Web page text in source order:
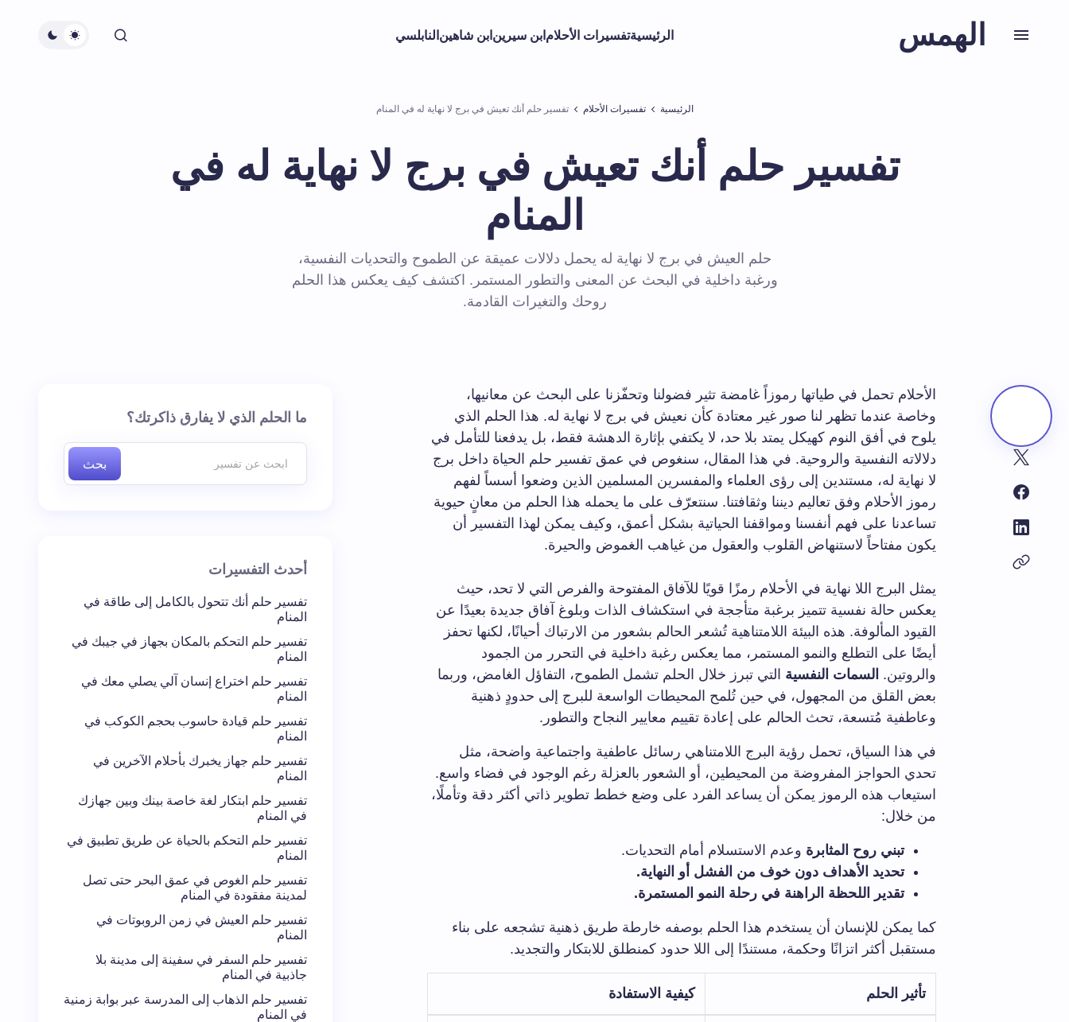
الهمس الرئيسيةتفسيرات الأحلام ابن سيرين ابن شاهين النابلسي
الرئيسية تفسيرات الأحلام تفسير حلم أنك تعيش في برج لا نهاية له في المنام
تفسير حلم أنك تعيش في برج لا نهاية له في
المنام
حلم العيش في برج لا نهاية له يحمل دلالات عميقة عن الطموح والتحديات النفسية،
ورغبة داخلية في البحث عن المعنى والتطور المستمر. اكتشف كيف يعكس هذا الحلم
روحك والتغيرات القادمة.
الأحلام تحمل في طياتها رموزاً غامضة تثير فضولنا وتحفّزنا على البحث عن معانيها،
وخاصة عندما تظهر لنا صور غير معتادة كأن نعيش في برج لا نهاية له. هذا الحلم الذي
يلوح في أفق النوم كهيكل يمتد بلا حد، لا يكتفي بإثارة الدهشة فقط، بل يدفعنا للتأمل في
دلالاته النفسية والروحية. في هذا المقال، سنغوص في عمق تفسير حلم الحياة داخل برج
لا نهاية له، مستندين إلى رؤى العلماء والمفسرين المسلمين الذين وضعوا أسساً لفهم
رموز الأحلام وفق تعاليم ديننا وثقافتنا. سنتعرّف على ما يحمله هذا الحلم من معانٍ حيوية
تساعدنا على فهم أنفسنا ومواقفنا الحياتية بشكل أعمق، وكيف يمكن لهذا التفسير أن
يكون مفتاحاً لاستنهاض القلوب والعقول من غياهب الغموض والحيرة.
يمثل البرج اللا نهاية في الأحلام رمزًا قويًا للآفاق المفتوحة والفرص التي لا تحد، حيث
يعكس حالة نفسية تتميز برغبة متأججة في استكشاف الذات وبلوغ آفاق جديدة بعيدًا عن
القيود المألوفة. هذه البيئة اللامتناهية تُشعر الحالم بشعور من الارتباك أحيانًا، لكنها تحفز
أيضًا على التطلع والنمو المستمر، مما يعكس رغبة داخلية في التحرر من الجمود
والروتين. السمات النفسية التي تبرز خلال الحلم تشمل الطموح، التفاؤل الغامض، وربما
بعض القلق من المجهول، في حين تُلمح المحيطات الواسعة للبرج إلى حدودٍ ذهنية
وعاطفية مُتسعة، تحث الحالم على إعادة تقييم معايير النجاح والتطور.
في هذا السياق، تحمل رؤية البرج اللامتناهي رسائل عاطفية واجتماعية واضحة، مثل
تحدي الحواجز المفروضة من المحيطين، أو الشعور بالعزلة رغم الوجود في فضاء واسع.
استيعاب هذه الرموز يمكن أن يساعد الفرد على وضع خطط تطوير ذاتي أكثر دقة وتأملًا،
من خلال:
تبني روح المثابرة وعدم الاستسلام أمام التحديات.
تحديد الأهداف دون خوف من الفشل أو النهاية.
تقدير اللحظة الراهنة في رحلة النمو المستمرة.
كما يمكن للإنسان أن يستخدم هذا الحلم بوصفه خارطة طريق ذهنية تشجعه على بناء
مستقبل أكثر اتزانًا وحكمة، مستندًا إلى اللا حدود كمنطلق للابتكار والتجديد.
تأثير الحلم كيفية الاستفادة
ما الحلم الذي لا يفارق ذاكرتك؟
بحث
أحدث التفسيرات
تفسير حلم أنك تتحول بالكامل إلى طاقة في
المنام
تفسير حلم التحكم بالمكان بجهاز في جيبك في
المنام
تفسير حلم اختراع إنسان آلي يصلي معك في
المنام
تفسير حلم قيادة حاسوب بحجم الكوكب في
المنام
تفسير حلم جهاز يخبرك بأحلام الآخرين في
المنام
تفسير حلم ابتكار لغة خاصة بينك وبين جهازك
في المنام
تفسير حلم التحكم بالحياة عن طريق تطبيق في
المنام
تفسير حلم الغوص في عمق البحر حتى تصل
لمدينة مفقودة في المنام
تفسير حلم العيش في زمن الروبوتات في
المنام
تفسير حلم السفر في سفينة إلى مدينة بلا
جاذبية في المنام
تفسير حلم الذهاب إلى المدرسة عبر بوابة زمنية
في المنام